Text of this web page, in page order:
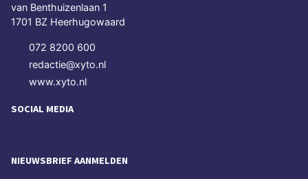
van Benthuizenlaan 1
1701 BZ Heerhugowaard
072 8200 600
redactie@xyto.nl
www.xyto.nl
SOCIAL MEDIA
NIEUWSBRIEF AANMELDEN